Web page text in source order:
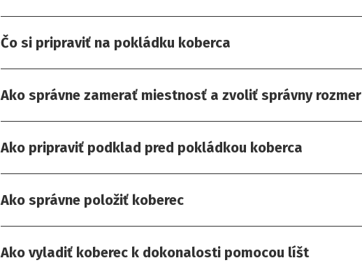
Čo si pripraviť na pokládku koberca
Ako správne zamerať miestnosť a zvoliť správny rozmer
Ako pripraviť podklad pred pokládkou koberca
Ako správne položiť koberec
Ako vyladiť koberec k dokonalosti pomocou líšt